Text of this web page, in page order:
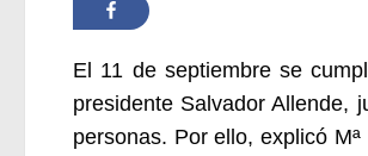
El 11 de septiembre se
presidente Salvador Allende,
personas. Por ello,explicó